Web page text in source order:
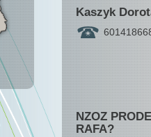
Kaszyk
NZOZ
RAFA?